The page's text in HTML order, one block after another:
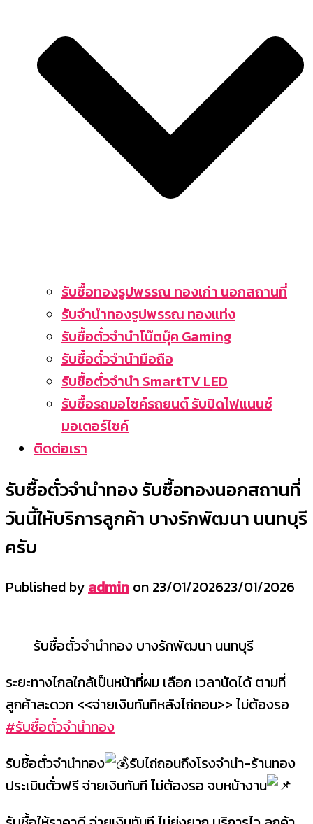
รับซื้อทองรูปพรรณ ทองเก่า นอกสถานที่
รับจำนำทองรูปพรรณ ทองแท่ง
รับซื้อตั๋วจำนำโน๊ตบุ๊ค Gaming
รับซื้อตั๋วจำนำมือถือ
รับซื้อตั๋วจำนำ SmartTV LED
รับซื้อรถมอไซค์รถยนต์ รับปิดไฟแนนซ์
มอเตอร์ไซค์
ติดต่อเรา
รับซื้อตั๋วจำนำทอง รับซื้อทองนอกสถานที่
วันนี้ให้บริการลูกค้า บางรักพัฒนา นนทบุรี
ครับ
Published byadmin on 23/01/202623/01/2026
รับซื้อตั๋วจำนำทอง บางรักพัฒนา นนทบุรี
ระยะทางไกลใกล้เป็นหน้าที่ผม เลือก เวลานัดได้ ตามที่
ลูกค้าสะดวก <<จ่ายเงินทันทีหลังไถ่ถอน>> ไม่ต้องรอ
#รับซื้อตั๋วจำนำทอง
รับซื้อตั๋วจำนำทอง
รับไถ่ถอนถึงโรงจำนำ-ร้านทอง
ประเมินตั๋วฟรี จ่ายเงินทันที ไม่ต้องรอ จบหน้างาน